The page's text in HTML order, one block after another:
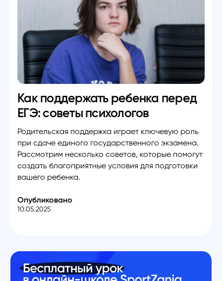
Как поддержать ребенка перед
ЕГЭ: советы психологов
Родительская поддержка играет ключевую роль
при сдаче единого государственного экзамена.
Рассмотрим несколько советов, которые помогут
создать благоприятные условия для подготовки
вашего ребенка.
Опубликовано
10.05.2025